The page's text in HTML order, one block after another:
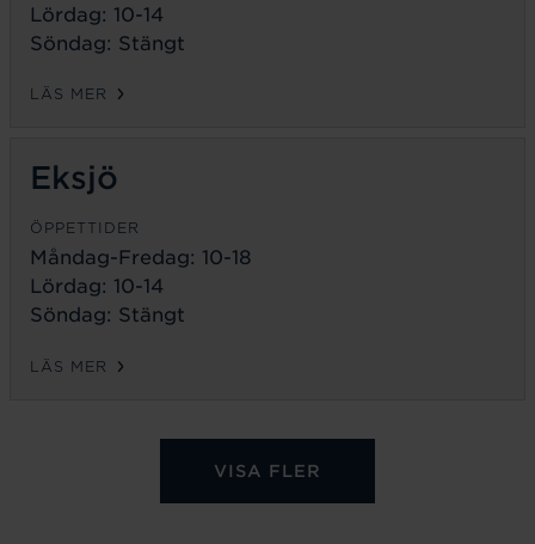
Lördag: 10-14
Söndag: Stängt
LÄS MER
Eksjö
ÖPPETTIDER
Måndag-Fredag: 10-18
Lördag: 10-14
Söndag: Stängt
LÄS MER
VISA FLER